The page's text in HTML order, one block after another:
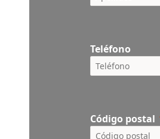
Teléfono
Código postal